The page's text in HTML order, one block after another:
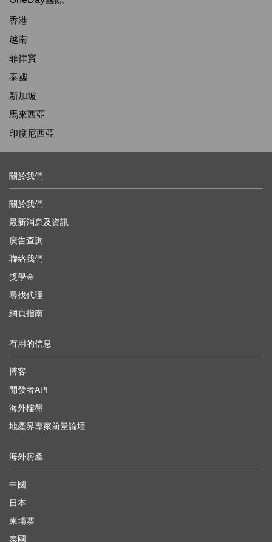
香港
越南
菲律賓
泰國
新加坡
馬來西亞
印度尼西亞
關於我們
關於我們
最新消息及資訊
廣告查詢
聯絡我們
獎學金
尋找代理
網頁指南
有用的信息
博客
開發者API
海外樓盤
地產界專家前景論壇
海外房產
中國
日本
柬埔寨
泰國